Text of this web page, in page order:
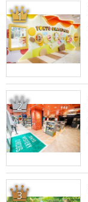
1
2
3